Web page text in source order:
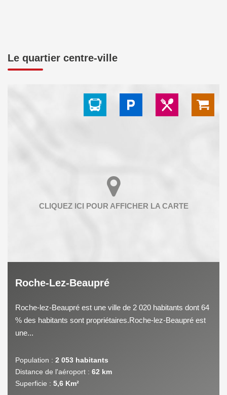
Le quartier centre-ville
Roche-Lez-Beaupré
Roche-lez-Beaupré est une ville de 2 020 habitants dont 64
% des habitants sont propriétaires.Roche-lez-Beaupré est
une...
Population : 2 053 habitants
Distance de l'aéroport : 62 km
Superficie : 5,6 Km²